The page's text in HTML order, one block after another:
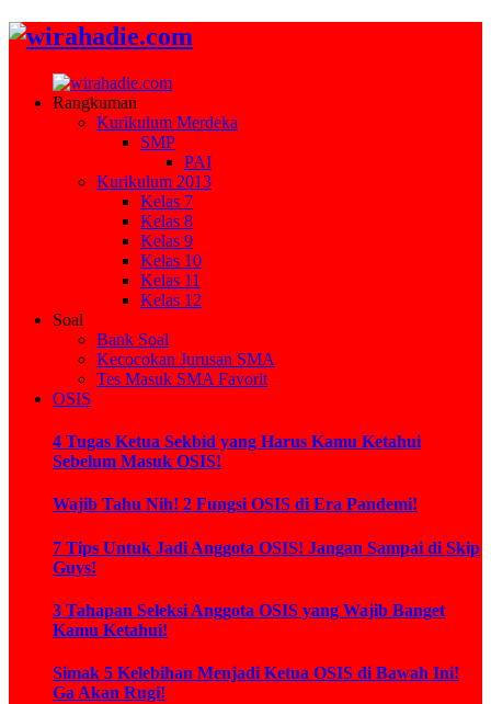
Rangkuman
Kurikulum Merdeka
SMP
PAI
Kurikulum 2013
Kelas 7
Kelas 8
Kelas 9
Kelas 10
Kelas 11
Kelas 12
Soal
Bank Soal
Kecocokan Jurusan SMA
Tes Masuk SMA Favorit
OSIS
4 Tugas Ketua Sekbid yang Harus Kamu Ketahui
Sebelum Masuk OSIS!
Wajib Tahu Nih! 2 Fungsi OSIS di Era Pandemi!
7 Tips Untuk Jadi Anggota OSIS! Jangan Sampai di Skip
Guys!
3 Tahapan Seleksi Anggota OSIS yang Wajib Banget
Kamu Ketahui!
Simak 5 Kelebihan Menjadi Ketua OSIS di Bawah Ini!
Ga Akan Rugi!